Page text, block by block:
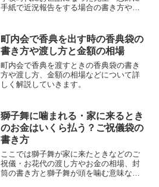
手紙で近況報告をする場合の書き方や例
町内会で香典を出す時の香典袋の
書き方や渡し方と金額の相場
町内会で香典を渡すときの香典袋の書き
方や渡し方、金額の相場などについて詳
しく解説していきます。
獅子舞に噛まれる・家に来るとき
のお金はいくら払う？ご祝儀袋の
書き方
ここでは獅子舞が家に来たときなどのご
祝儀・お花代の渡し方やお金の相場、封
筒の書き方と獅子舞が頭を噛む意味など